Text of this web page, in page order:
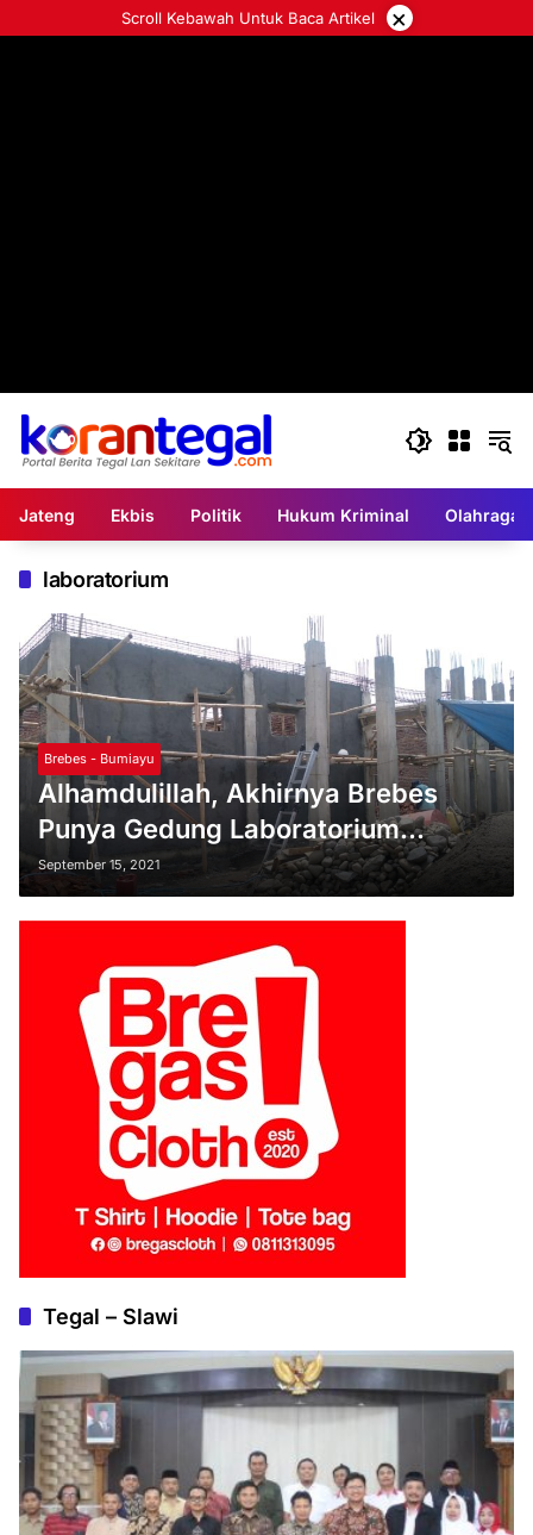
ke
Scroll Kebawah Untuk Baca Artikel ×
Jateng Ekbis Politik Hukum Kriminal Olahraga
laboratorium
Brebes - Bumiayu
Alhamdulillah, Akhirnya Brebes
Punya Gedung Laboratorium
Kesehatan Sendiri
September 15, 2021
Tegal – Slawi